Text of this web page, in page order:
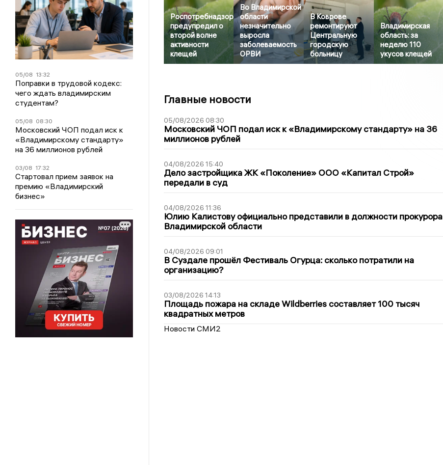
05/08 13:32
Поправки в трудовой кодекс:
чего ждать владимирским
студентам?
05/08 08:30
Московский ЧОП подал иск к
«Владимирскому стандарту»
на 36 миллионов рублей
03/08 17:32
Стартовал прием заявок на
премию «Владимирский
бизнес»
Роспотребнадзор
предупредил о
второй волне
активности
клещей
Во Владимирской
области
незначительно
выросла
заболеваемость
ОРВИ
В Коврове
ремонтируют
Центральную
городскую
больницу
Владимирская
область: за
неделю 110
укусов клещей
Главные новости
05/08/2026 08:30
Московский ЧОП подал иск к «Владимирскому стандарту» на 36
миллионов рублей
04/08/2026 15:40
Дело застройщика ЖК «Поколение» ООО «Капитал Строй»
передали в суд
04/08/2026 11:36
Юлию Калистову официально представили в должности прокурора
Владимирской области
04/08/2026 09:01
В Суздале прошёл Фестиваль Огурца: сколько потратили на
организацию?
03/08/2026 14:13
Площадь пожара на складе Wildberries составляет 100 тысяч
квадратных метров
Новости СМИ2